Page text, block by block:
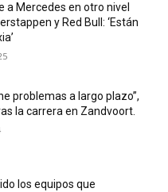
a Mercedes en otro nivel
y Red Bull: ‘Están
problemas a largo plazo”,
la carrera en Zandvoort.
los equipos que